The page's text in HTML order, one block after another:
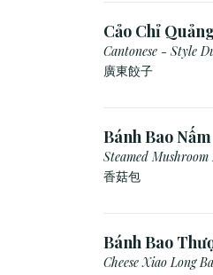
Cảo Chỉ
Cantonese - Style
廣東餃⼦
Bánh Bao Nấm
Steamed Mushroom
香菇包
Bánh Bao
Viên)
Cheese Xiao Long